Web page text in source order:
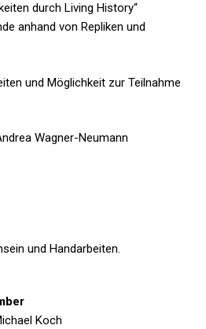
durch Living History“
anhand von Repliken und
und Möglichkeit zur Teilnahme
Wagner-Neumann
und Handarbeiten.
Koch